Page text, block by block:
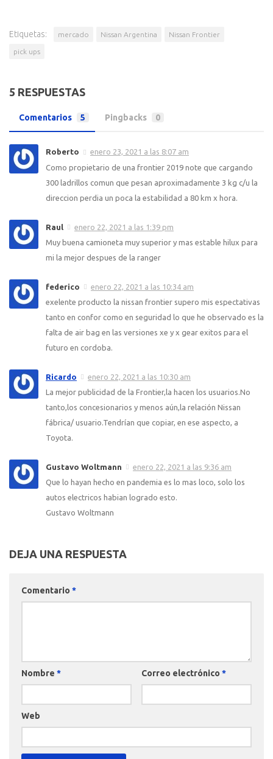
Etiquetas: mercado Nissan Argentina Nissan Frontier
pick ups
5 RESPUESTAS
Comentarios 5 Pingbacks 0
Roberto
enero 23, 2021 a las 8:07 am
Como propietario de una frontier 2019 note que cargando
300 ladrillos comun que pesan aproximadamente 3 kg c/u la
direccion perdia un poca la estabilidad a 80 km x hora.
Raul
enero 22, 2021 a las 1:39 pm
Muy buena camioneta muy superior y mas estable hilux para
mi la mejor despues de la ranger
federico
enero 22, 2021 a las 10:34 am
exelente producto la nissan frontier supero mis espectativas
tanto en confor como en seguridad lo que he observado es la
falta de air bag en las versiones xe y x gear exitos para el
futuro en cordoba.
Ricardo
enero 22, 2021 a las 10:30 am
La mejor publicidad de la Frontier,la hacen los usuarios.No
tanto,los concesionarios y menos aún,la relación Nissan
fábrica/ usuario.Tendrían que copiar, en ese aspecto, a
Toyota.
Gustavo Woltmann
enero 22, 2021 a las 9:36 am
Que lo hayan hecho en pandemia es lo mas loco, solo los
autos electricos habian logrado esto.
Gustavo Woltmann
DEJA UNA RESPUESTA
Comentario *
Nombre * Correo electrónico *
Web